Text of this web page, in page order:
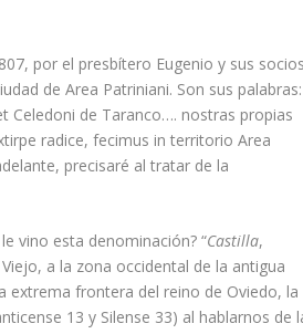
por el presbítero Eugenio y sus
de Area Patriniani. Son sus palabras:
Celedoni de Taranco…. nostras propias
radice, fecimus in territorio Area
precisaré al tratar de la
vino esta denominación? “Castilla,
a la zona occidental de la antigua
extrema frontera del reino de Oviedo, la
13 y Silense 33) al hablarnos de